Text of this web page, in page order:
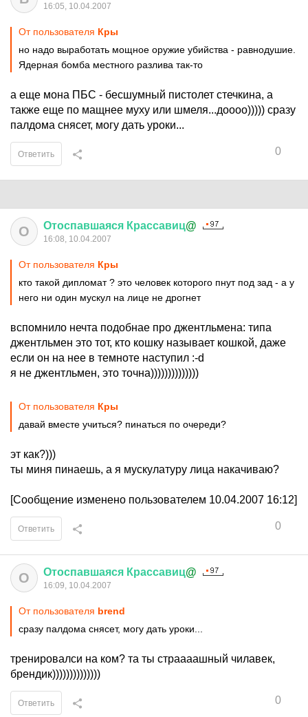
16:05, 10.04.2007
От пользователя Кры
но надо выработать мощное оружие убийства - равнодушие.
Ядерная бомба местного разлива так-то
а еще мона ПБС - бесшумный пистолет стечкина, а
также еще по мащнее муху или шмеля...доооо))))) сразу
палдома снясет, могу дать уроки...
0
Ответить
О Отоспавшаяся Крассавиц@
16:08, 10.04.2007
От пользователя Кры
кто такой дипломат ? это человек которого пнут под зад - а у
него ни один мускул на лице не дрогнет
вспомнило нечта подобнае про джентльмена: типа
джентльмен это тот, кто кошку называет кошкой, даже
если он на нее в темноте наступил :-d
я не джентльмен, это точна))))))))))))))
От пользователя Кры
давай вместе учиться? пинаться по очереди?
эт как?)))
ты миня пинаешь, а я мускулатуру лица накачиваю?
[Сообщение изменено пользователем 10.04.2007 16:12]
0
Ответить
О Отоспавшаяся Крассавиц@
16:09, 10.04.2007
От пользователя brend
сразу палдома снясет, могу дать уроки...
тренировалси на ком? та ты страааашный чилавек,
брендик))))))))))))))
0
Ответить